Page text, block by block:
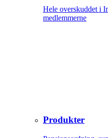
Hele overskuddet i
medlemmerne
Produkter